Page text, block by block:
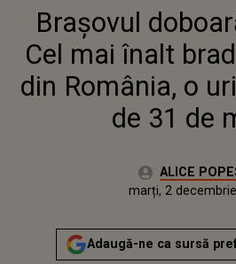
CEL MAI
DIN
DE 31 DE
Brașovul
Cel mai înalt
din România, o
de 31 de
Autor:ALICE
Publicat:
marți, 2
Adaugă-ne ca sursă